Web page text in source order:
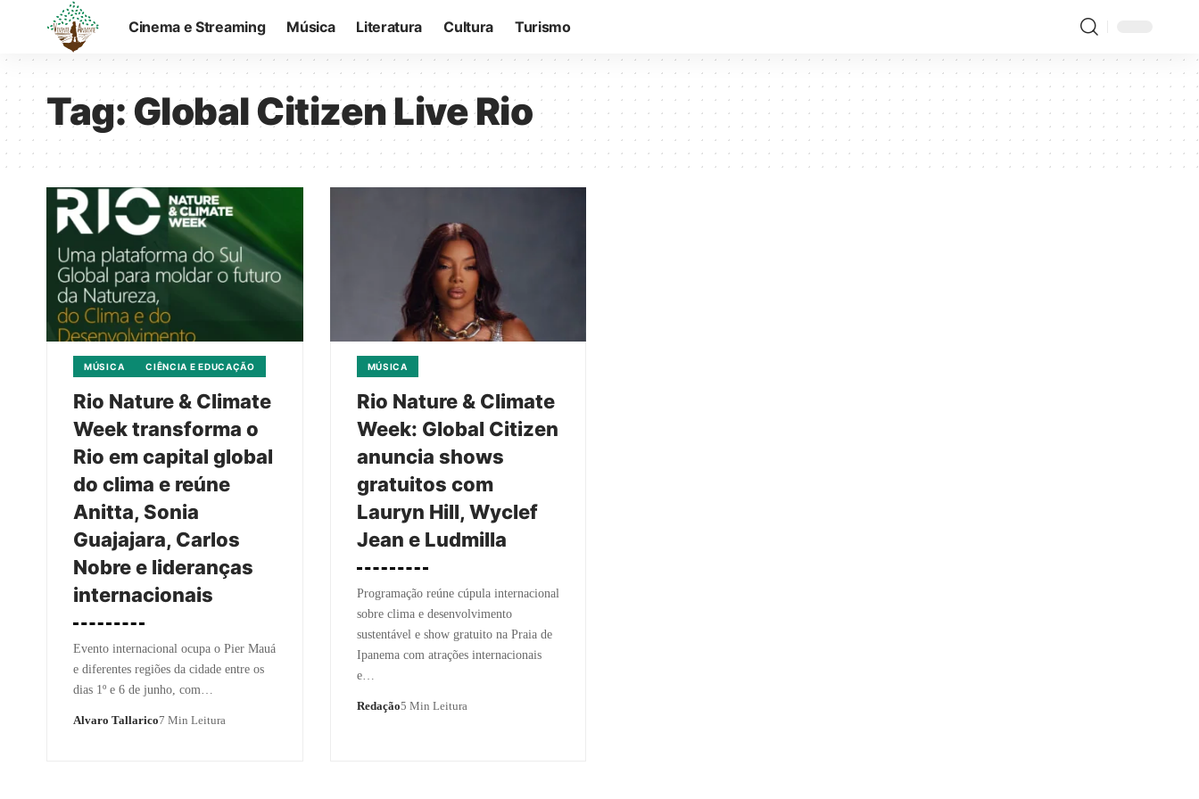
Cinema e Streaming Música Literatura Cultura Turismo
Tag:Global Citizen Live Rio
MÚSICA CIÊNCIA E EDUCAÇÃO
Rio Nature & Climate
Week transforma o
Rio em capital global
do clima e reúne
Anitta, Sonia
Guajajara, Carlos
Nobre e lideranças
internacionais
Evento internacional ocupa o Pier Mauá
e diferentes regiões da cidade entre os
dias 1º e 6 de junho, com…
Alvaro Tallarico7 Min Leitura
MÚSICA
Rio Nature & Climate
Week: Global Citizen
anuncia shows
gratuitos com
Lauryn Hill, Wyclef
Jean e Ludmilla
Programação reúne cúpula internacional
sobre clima e desenvolvimento
sustentável e show gratuito na Praia de
Ipanema com atrações internacionais
e…
Redação5 Min Leitura